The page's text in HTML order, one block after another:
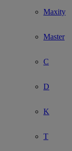
Maxity
Master
C
D
K
T